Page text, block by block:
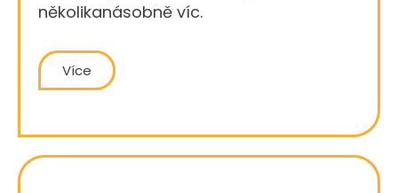
několikanásobně víc.
Více